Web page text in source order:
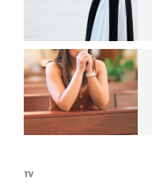
TV